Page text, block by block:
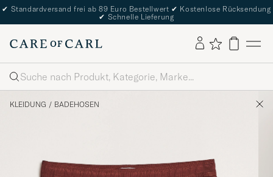
✔ Standardversand frei ab 89 Euro Bestellwert ✔ Kostenlose Rücksendung
✔ Schnelle Lieferung
Suche
KLEIDUNG / BADEHOSEN